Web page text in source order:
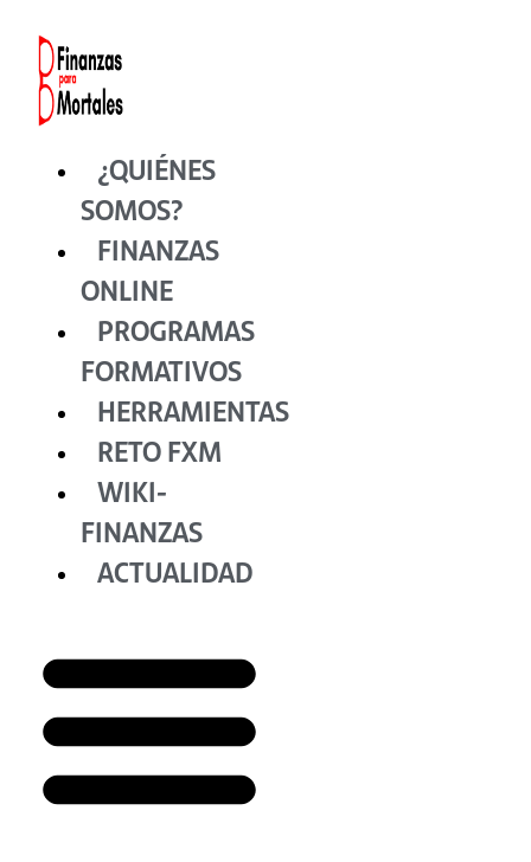
contenido
¿QUIÉNES
SOMOS?
FINANZAS
ONLINE
PROGRAMAS
FORMATIVOS
HERRAMIENTAS
RETO FXM
WIKI-
FINANZAS
ACTUALIDAD